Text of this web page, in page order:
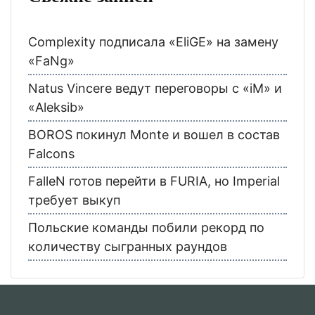
Complexity подписала «EliGE» на замену
«FaNg»
Natus Vincere ведут переговоры с «iM» и
«Aleksib»
BOROS покинул Monte и вошел в состав
Falcons
FalleN готов перейти в FURIA, но Imperial
требует выкуп
Польские команды побили рекорд по
количеству сыгранных раундов